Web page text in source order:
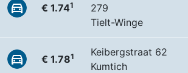
€ 1.741
279
Tielt-Winge
€ 1.781
Keibergstraat 62
Kumtich